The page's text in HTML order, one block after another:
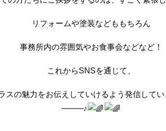
リフォームや塗装などももちろん
事務所内の雰囲気やお食事会などなど！
これからSNSを通じて、
スの魅力をお伝えしていけるよう発信して
────♪